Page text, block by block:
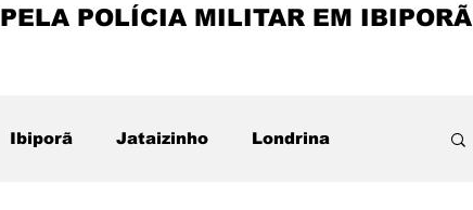
PELA POLÍCIA MILITAR EM IBIPORÃ
Ibiporã Jataizinho Londrina